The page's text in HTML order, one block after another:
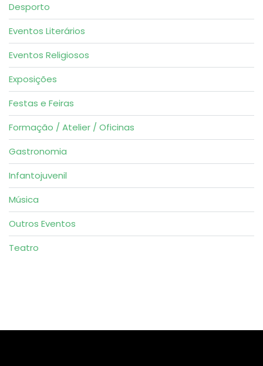
Desporto
Eventos Literários
Eventos Religiosos
Exposições
Festas e Feiras
Formação / Atelier / Oficinas
Gastronomia
Infantojuvenil
Música
Outros Eventos
Teatro